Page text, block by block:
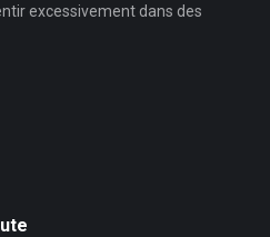
excessivement dans des